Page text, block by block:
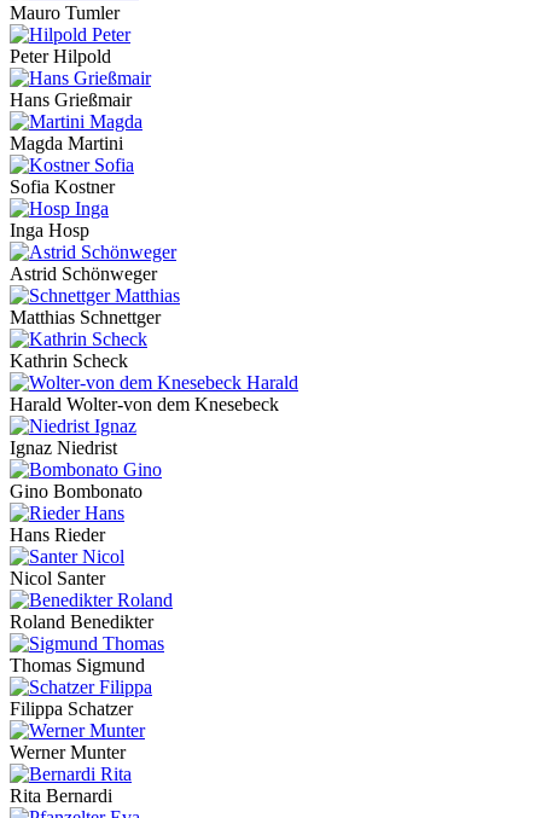
Mauro Tumler
Peter Hilpold
Hans Grießmair
Magda Martini
Sofia Kostner
Inga Hosp
Astrid Schönweger
Matthias Schnettger
Kathrin Scheck
Harald Wolter-von dem Knesebeck
Ignaz Niedrist
Gino Bombonato
Hans Rieder
Nicol Santer
Roland Benedikter
Thomas Sigmund
Filippa Schatzer
Werner Munter
Rita Bernardi